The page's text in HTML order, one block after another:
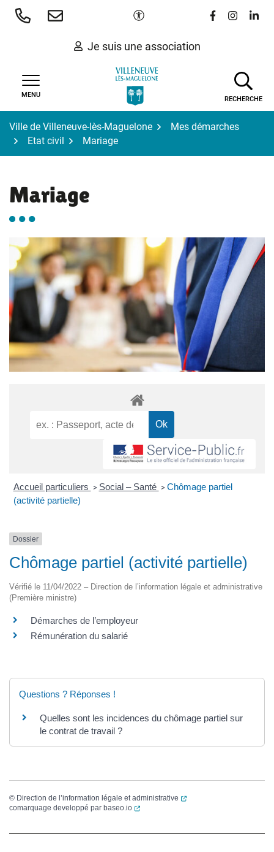
Aller
Paramètres d'accessibilité
Lien vers le
Lien vers
Lien
Je suis une association
MENU
RECHERCHE
Ville de Villeneuve-lès-Maguelone
Mes démarches
Etat civil
Mariage
Mariage
Accueil particuliers > Social – Santé > Chômage partiel
(activité partielle)
Dossier
Chômage partiel (activité partielle)
Vérifié le 11/04/2022 – Direction de l’information légale et administrative
(Première ministre)
Démarches de l’employeur
Rémunération du salarié
Questions ? Réponses !
Quelles sont les incidences du chômage partiel sur
le contrat de travail ?
© Direction de l’information légale et administrative
(ouverture dans un
comarquage developpé par baseo.io (ouverture dans un nouvel onglet)